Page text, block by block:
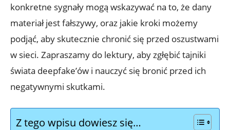
konkretne ⁣sygnały mogą wskazywać na to, że ⁢dany
materiał ​jest fałszywy, oraz jakie kroki możemy
podjąć, aby skutecznie chronić się przed oszustwami
w sieci. Zapraszamy ⁢do lektury, aby zgłębić tajniki
świata deepfake’ów i nauczyć⁤ się bronić przed ⁤ich⁤
negatywnymi skutkami.
Z tego wpisu dowiesz się…